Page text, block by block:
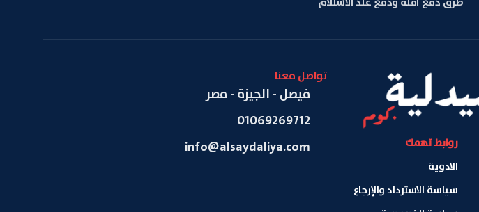
روابط تهمك
الادوية
سياسة الاسترداد والإرجاع
تواصل معنا
فيصل - الجيزة - مصر
01069269712
info@alsaydaliya.com